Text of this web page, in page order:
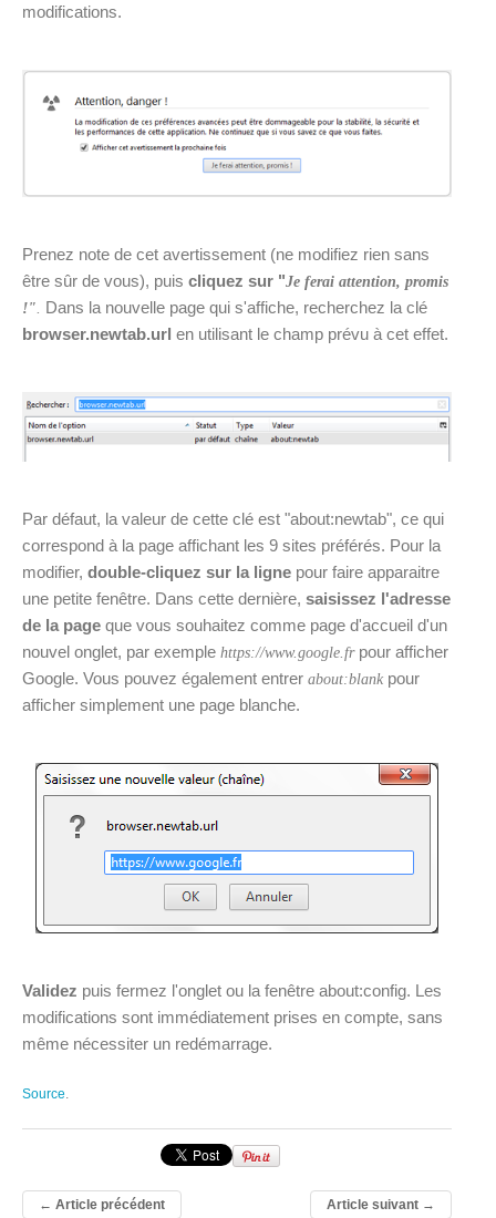
modifications.
Prenez note de cet avertissement (ne modifiez rien sans
être sûr de vous), puis cliquez sur "Je ferai attention, promis
!"
Dans la nouvelle page qui s'affiche, recherchez la clé
browser.newtab.url en utilisant le champ prévu à cet effet.
Par défaut, la valeur de cette clé est "about:newtab", ce qui
correspond à la page affichant les 9 sites préférés. Pour la
modifier, double-cliquez sur la ligne pour faire apparaitre
une petite fenêtre. Dans cette dernière, saisissez l'adresse
de la page que vous souhaitez comme page d'accueil d'un
nouvel onglet, par exemple https://www.google.frpour afficher
Google. Vous pouvez également entrer about:blank pour
afficher simplement une page blanche.
Validez puis fermez l'onglet ou la fenêtre about:config. Les
modifications sont immédiatement prises en compte, sans
même nécessiter un redémarrage.
Source.
← Article précédent Article suivant→